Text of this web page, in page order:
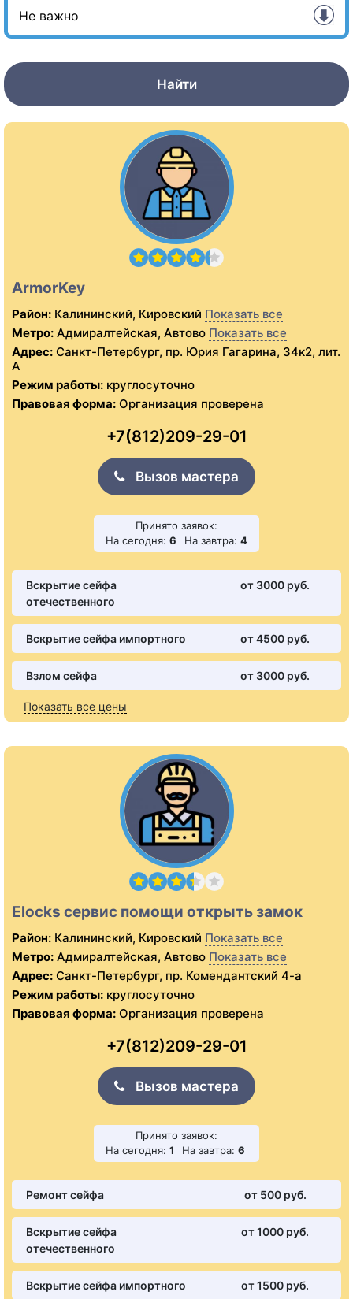
Найти
ArmorKey
Район: Калининский, Кировский Показать все
Метро: Адмиралтейская, Автово Показать все
Адрес: Санкт-Петербург, пр. Юрия Гагарина, 34к2, лит.
А
Режим работы: круглосуточно
Правовая форма: Организация проверена
+7(812)209-29-01
Вызов мастера
Принято заявок:
На сегодня: 6 На завтра: 4
Вскрытие сейфа
отечественного
от 3000 pуб.
Вскрытие сейфа импортного от 4500 pуб.
Взлом сейфа от 3000 pуб.
Показать все цены
Elocks сервис помощи открыть замок
Район: Калининский, Кировский Показать все
Метро: Адмиралтейская, Автово Показать все
Адрес: Санкт-Петербург, пр. Комендантский 4-а
Режим работы: круглосуточно
Правовая форма: Организация проверена
+7(812)209-29-01
Вызов мастера
Принято заявок:
На сегодня: 1 На завтра: 6
Ремонт сейфа от 500 pуб.
Вскрытие сейфа
отечественного
от 1000 pуб.
Вскрытие сейфа импортного от 1500 pуб.